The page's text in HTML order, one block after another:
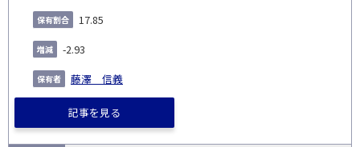
17.85
-2.93
藤澤 信義
記事を見る